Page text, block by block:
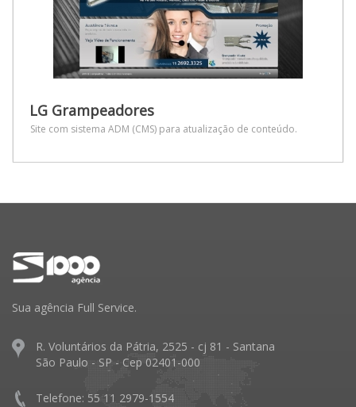
LG Grampeadores
Site com sistema ADM (CMS) para atualização de conteúdo.
Sua agência Full Service.
R. Voluntários da Pátria, 2525 - cj 81 - Santana
São Paulo - SP - Cep 02401-000
Telefone: 55 11 2979-1554